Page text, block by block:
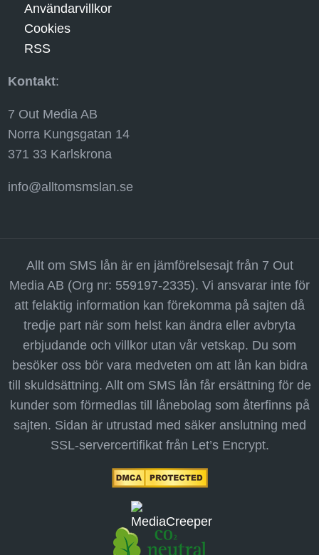
Användarvillkor
Cookies
RSS
Kontakt:
7 Out Media AB
Norra Kungsgatan 14
371 33 Karlskrona
info@alltomsmslan.se
Allt om SMS lån är en jämförelsesajt från 7 Out
Media AB (Org nr: 559197-2335). Vi ansvarar inte för
att felaktig information kan förekomma på sajten då
tredje part när som helst kan ändra eller avbryta
erbjudande och villkor utan vår vetskap. Du som
besöker oss bör vara medveten om att lån kan bidra
till skuldsättning. Allt om SMS lån får ersättning för de
kunder som förmedlas till lånebolag som återfinns på
sajten. Sidan är utrustad med säker anslutning med
SSL-servercertifikat från Let’s Encrypt.